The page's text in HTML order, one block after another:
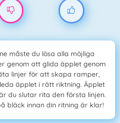
måste du lösa alla möjliga
genom att glida äpplet genom
linjer för att skapa ramper,
äpplet i rätt riktning. Äpplet
du slutar rita den första linjen.
bläck innan din ritning är klar!